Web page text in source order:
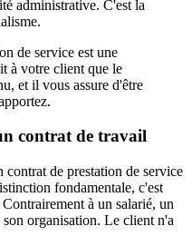
administrative. C'est la
de service est une
à votre client que le
et il vous assure d'être
contrat de travail
de prestation de service
fondamentale, c'est
Contrairement à un salarié, un
son organisation. Le client n'a